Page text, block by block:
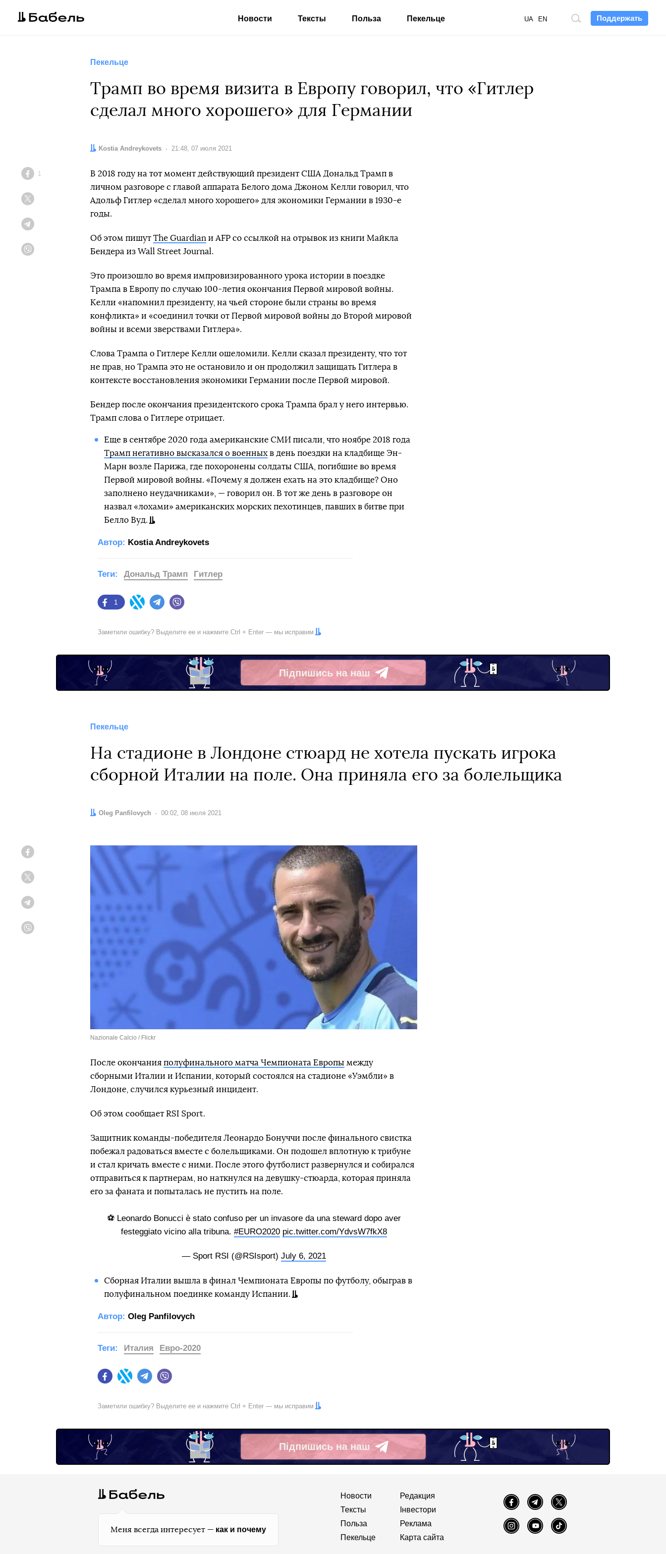
Поддержать
Поиск
UA EN
Новости Тексты Польза Пекельце
Пекельце
Трамп во время визита в Европу говорил, что «Гитлер
сделал много хорошего» для Германии
Автор:
Kostia Andreykovets Дата:
21:48, 07 июля 2021
Facebook
1
В 2018 году на тот момент действующий президент США Дональд Трамп в
личном разговоре с главой аппарата Белого дома Джоном Келли говорил, что
Адольф Гитлер «сделал много хорошего» для экономики Германии в 1930-е
годы.
Об этом пишут The Guardian и AFP со ссылкой на отрывок из книги Майкла
Бендера из Wall Street Journal.
Это произошло во время импровизированного урока истории в поездке
Трампа в Европу по случаю 100-летия окончания Первой мировой войны.
Келли «напомнил президенту, на чьей стороне были страны во время
конфликта» и «соединил точки от Первой мировой войны до Второй мировой
войны и всеми зверствами Гитлера».
Слова Трампа о Гитлере Келли ошеломили. Келли сказал президенту, что тот
не прав, но Трампа это не остановило и он продолжил защищать Гитлера в
контексте восстановления экономики Германии после Первой мировой.
Бендер после окончания президентского срока Трампа брал у него интервью.
Трамп слова о Гитлере отрицает.
Еще в сентябре 2020 года американские СМИ писали, что ноябре 2018 года
Трамп негативно высказался о военныхв день поездки на кладбище Эн-
Марн возле Парижа, где похоронены солдаты США, погибшие во время
Первой мировой войны. «Почему я должен ехать на это кладбище? Оно
заполнено неудачниками», — говорил он. В тот же день в разговоре он
назвал «лохами» американских морских пехотинцев, павших в битве при
Белло Вуд.
Автор: Kostia Andreykovets
Facebook
1
Twitter Telegram
Теги: Дональд Трамп Гитлер
Заметили ошибку? Выделите ее и нажмите Ctrl + Enter — мы исправим
Підпишись на наш
Telegram
Пекельце
На стадионе в Лондоне стюард не хотела пускать игрока
сборной Италии на поле. Она приняла его за болельщика
Автор:
Oleg Panfilovych Дата:
00:02, 08 июля 2021
Nazionale Calcio / Flickr
После окончания полуфинального матча Чемпионата Европы между
сборными Италии и Испании, который состоялся на стадионе «Уэмбли» в
Лондоне, случился курьезный инцидент.
Об этом сообщает RSI Sport.
Защитник команды-победителя Леонардо Бонуччи после финального свистка
побежал радоваться вместе с болельщиками. Он подошел вплотную к трибуне
и стал кричать вместе с ними. После этого футболист развернулся и собирался
отправиться к партнерам, но наткнулся на девушку-стюарда, которая приняла
его за фаната и попыталась не пустить на поле.
⚽️ Leonardo Bonucci è stato confuso per un invasore da una steward dopo aver
festeggiato vicino alla tribuna. #EURO2020 pic.twitter.com/YdvsW7fkX8
— Sport RSI (@RSIsport) July 6, 2021
Сборная Италии вышла в финал Чемпионата Европы по футболу, обыграв в
полуфинальном поединке команду Испании.
Автор: Oleg Panfilovych
FacebookTwitter Telegram
Теги: Италия Евро-2020
Заметили ошибку? Выделите ее и нажмите Ctrl + Enter — мы исправим
Підпишись на наш
Telegram
Меня всегда интересует — как и почему
Новости
Тексты
Польза
Пекельце
Редакция
Інвестори
Реклама
Карта сайта
FacebookTelegram Twitter
InstagramYouTube TikTok